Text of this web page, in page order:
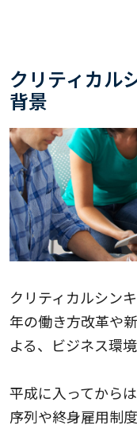
クリティカル
背景
クリティカルシン
年の働き方改革や
よる、ビジネス環
平成に入ってから
序列や終身雇用制